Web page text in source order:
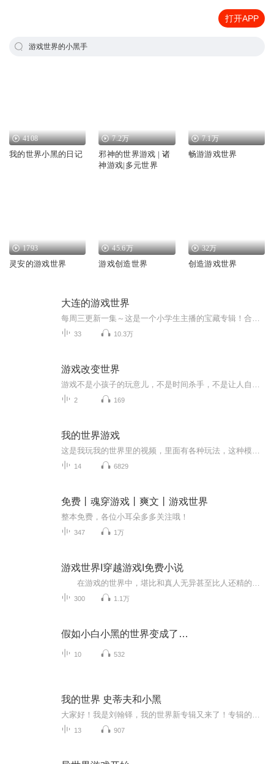
打开APP
游戏世界的小黑手
4108
我的世界小黑的日记
7.2万
邪神的世界游戏 | 诸
神游戏|多元世界
7.1万
畅游游戏世界
1793
灵安的游戏世界
45.6万
游戏创造世界
32万
创造游戏世界
大连的游戏世界
33 10.3万
游戏改变世界
2 169
我的世界游戏
14 6829
免费丨魂穿游戏丨爽文丨游戏世界
整本免费，各位小耳朵多多关注哦！
347 1万
游戏世界I穿越游戏I免费小说
300 1.1万
假如小白小黑的世界变成了…
10 532
我的世界 史蒂夫和小黑
13 907